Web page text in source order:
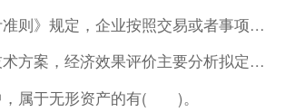
我国《企业会计准则》规定，企业按照交易或者事项的经济特征确定
对于非经营性技术方案，经济效果评价主要分析拟定方案的( )。
，属于无形资产的有( )。